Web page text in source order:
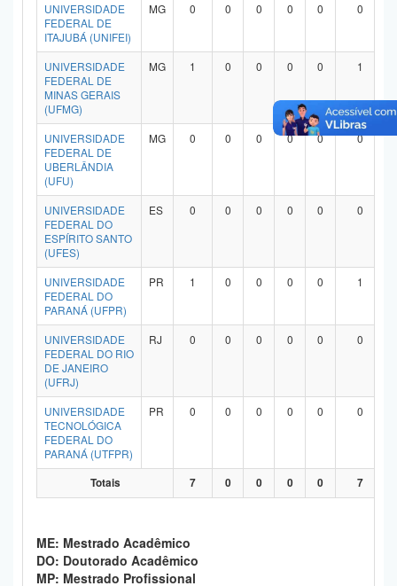
UNIVERSIDADE
FEDERAL DE
ITAJUBÁ (UNIFEI)
MG 0 0 0 0 0 0
UNIVERSIDADE
FEDERAL DE
MINAS GERAIS
(UFMG)
MG 1 0 0 0 0 1
UNIVERSIDADE
FEDERAL DE
UBERLÂNDIA
(UFU)
MG 0 0 0 0 0 0
UNIVERSIDADE
FEDERAL DO
ESPÍRITO SANTO
(UFES)
ES 0 0 0 0 0 0
UNIVERSIDADE
FEDERAL DO
PARANÁ (UFPR)
PR 1 0 0 0 0 1
UNIVERSIDADE
FEDERAL DO RIO
DE JANEIRO
(UFRJ)
RJ 0 0 0 0 0 0
UNIVERSIDADE
TECNOLÓGICA
FEDERAL DO
PARANÁ (UTFPR)
PR 0 0 0 0 0 0
Totais 7 0 0 0 0 7
ME: Mestrado Acadêmico
DO: Doutorado Acadêmico
MP: Mestrado Profissional